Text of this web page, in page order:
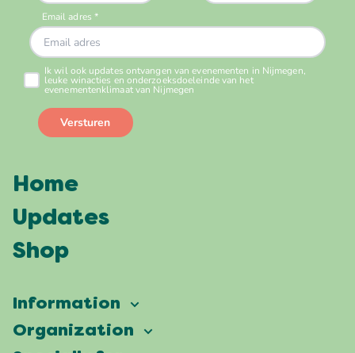
Home
Updates
Shop
Information
Vierdaagsefeesten
Organization